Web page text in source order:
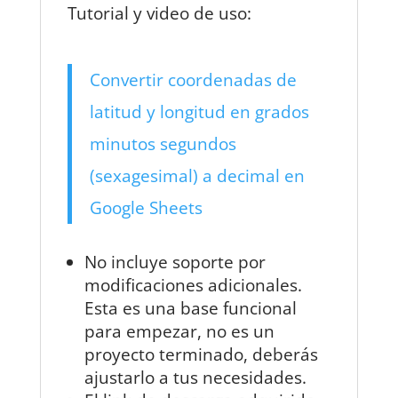
Tutorial y video de uso:
Convertir coordenadas de
latitud y longitud en grados
minutos segundos
(sexagesimal) a decimal en
Google Sheets
No incluye soporte por
modificaciones adicionales.
Esta es una base funcional
para empezar, no es un
proyecto terminado, deberás
ajustarlo a tus necesidades.